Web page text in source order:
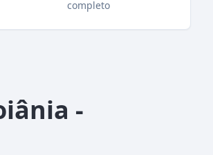
completo
-